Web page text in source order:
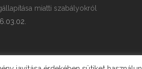
miatti szabályokról